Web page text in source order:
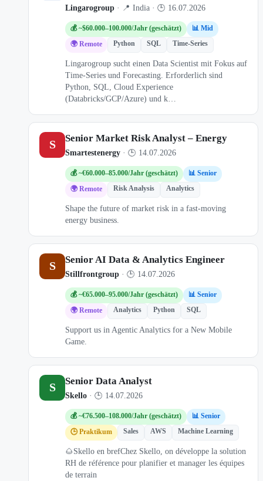
Lingarogroup · 📍 India · 🕒 16.07.2026
💰 ~$60.000–100.000/Jahr (geschätzt)
📊 Mid
🌍 Remote
Python SQL Time-Series
Lingarogroup sucht einen Data Scientist mit Fokus auf
Time-Series und Forecasting. Erforderlich sind
Python, SQL, Cloud Experience
(Databricks/GCP/Azure) und k…
S Senior Market Risk Analyst – Energy
Smartestenergy · 🕒 14.07.2026
💰 ~€60.000–85.000/Jahr (geschätzt)
📊 Senior
🌍 Remote
Risk Analysis Analytics
Shape the future of market risk in a fast-moving
energy business.
S Senior AI Data & Analytics Engineer
Stillfrontgroup · 🕒 14.07.2026
💰 ~€65.000–95.000/Jahr (geschätzt)
📊 Senior
🌍 Remote
Analytics Python SQL
Support us in Agentic Analytics for a New Mobile
Game.
S Senior Data Analyst
Skello · 🕒 14.07.2026
💰 ~€76.500–108.000/Jahr (geschätzt)
📊 Senior
🕒 Praktikum
Sales AWS Machine Learning
🌰Skello en brefChez Skello, on développe la solution
RH de référence pour planifier et manager les équipes
de terrain